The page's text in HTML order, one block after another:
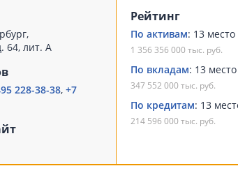
64, лит. А
228-38-38, +7
Рейтинг
По активам: 13 место
1 356 356 000 тыс. руб.
По вкладам: 13 место
347 552 000 тыс. руб.
По кредитам: 13
214 596 000 тыс. руб.